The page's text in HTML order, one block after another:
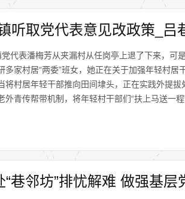
听取党代表意见改政策_吕
代表潘梅芳从夹漏村从任岗亭上退了下来，可
多家村居“两委”班女，她正在关于加强年轻村居
将村居年轻干部推向田间埭头，正在实践外提拔
青传帮带机制，将年轻村干部们“扶上马送一程
巷邻坊”排忧解难 做强基层